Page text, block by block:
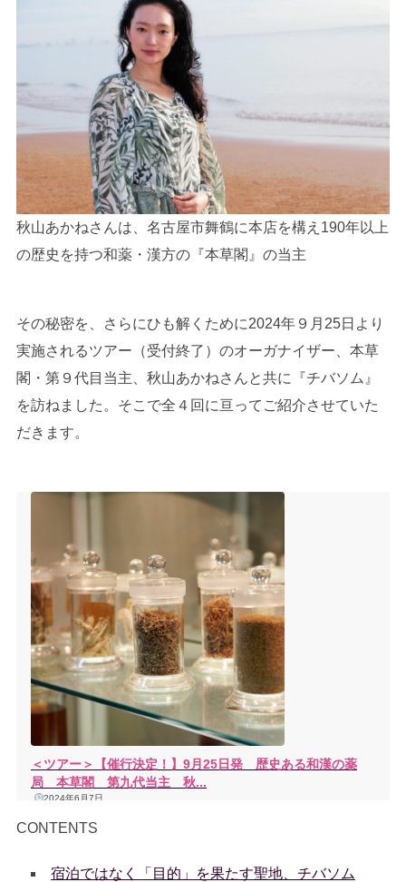
秋山あかねさんは、名古屋市舞鶴に本店を構え190年以上
の歴史を持つ和薬・漢方の『本草閣』の当主
その秘密を、さらにひも解くために2024年９月25日より
実施されるツアー（受付終了）のオーガナイザー、本草
閣・第９代目当主、秋山あかねさんと共に『チバソム』
を訪ねました。そこで全４回に亘ってご紹介させていた
だきます。
＜ツアー＞【催行決定！】9月25日発 歴史ある和漢の薬
局 本草閣 第九代当主 秋...
2024年6月7日
漢方の本草閣（名古屋）は、そこで 受け継がれた経験と実績、症例数、品揃えを誇
ン「ヘイフンテラス」で究極の食養生である「五行和漢メニュー」を四季ごとに...
CONTENTS
宿泊ではなく「目的」を果たす聖地、チバソム